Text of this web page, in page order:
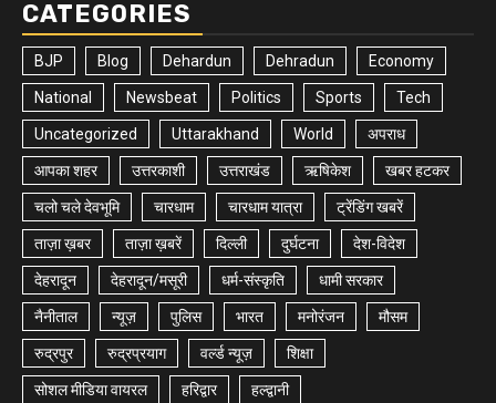
CATEGORIES
BJP Blog Dehardun Dehradun Economy
National Newsbeat Politics Sports Tech
Uncategorized Uttarakhand World अपराध
आपका शहर उत्तरकाशी उत्तराखंड ऋषिकेश खबर हटकर
चलो चले देवभूमि चारधाम चारधाम यात्रा ट्रेंडिंग खबरें
ताज़ा ख़बर ताज़ा ख़बरें दिल्ली दुर्घटना देश-विदेश
देहरादून देहरादून/मसूरी धर्म-संस्कृति धामी सरकार
नैनीताल न्यूज़ पुलिस भारत मनोरंजन मौसम
रुद्रपुर रुद्रप्रयाग वर्ल्ड न्यूज़ शिक्षा
सोशल मीडिया वायरल हरिद्वार हल्द्वानी